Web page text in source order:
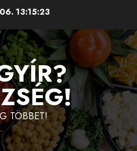
13:15:24
TÖBBET!